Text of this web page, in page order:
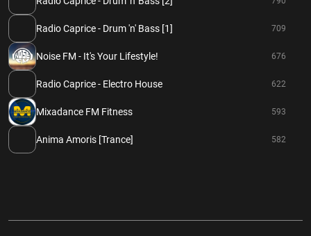
Radio Caprice - Drum 'n' Bass [1] 709
Noise FM - It's Your Lifestyle! 676
Radio Caprice - Electro House 622
Mixadance FM Fitness 593
Anima Amoris [Trance] 582